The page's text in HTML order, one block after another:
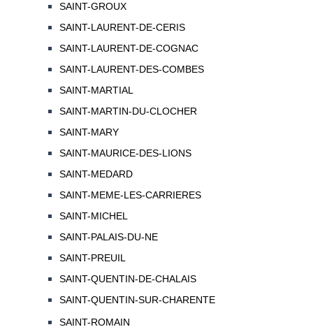
SAINT-GROUX
SAINT-LAURENT-DE-CERIS
SAINT-LAURENT-DE-COGNAC
SAINT-LAURENT-DES-COMBES
SAINT-MARTIAL
SAINT-MARTIN-DU-CLOCHER
SAINT-MARY
SAINT-MAURICE-DES-LIONS
SAINT-MEDARD
SAINT-MEME-LES-CARRIERES
SAINT-MICHEL
SAINT-PALAIS-DU-NE
SAINT-PREUIL
SAINT-QUENTIN-DE-CHALAIS
SAINT-QUENTIN-SUR-CHARENTE
SAINT-ROMAIN